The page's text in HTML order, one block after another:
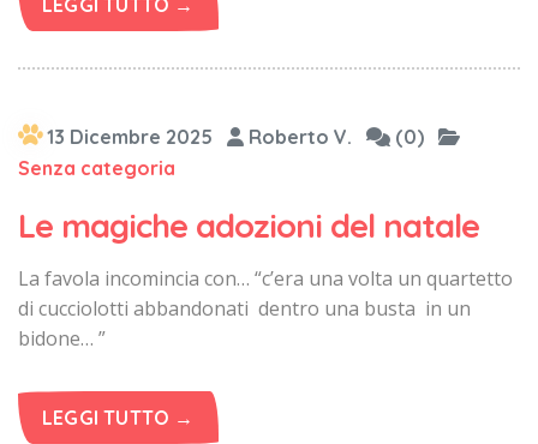
13 Dicembre 2025 Roberto V.
(0)
Senza categoria
Le magiche adozioni del natale
La favola incomincia con… “c’era una volta un quartetto
di cucciolotti abbandonati dentro una busta in un
bidone… ”
LEGGI TUTTO →